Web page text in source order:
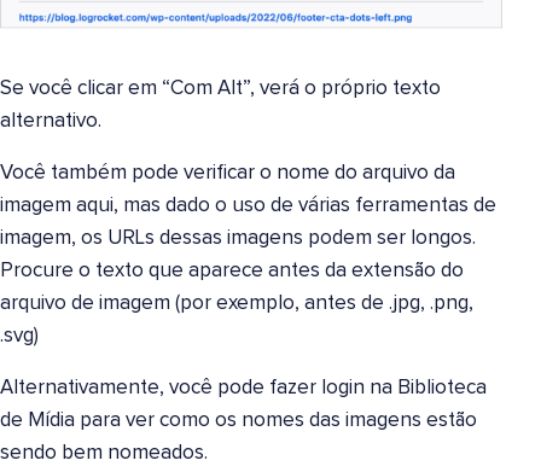
Se você clicar em “Com Alt”, verá o próprio texto
alternativo.
Você também pode verificar o nome do arquivo da
imagem aqui, mas dado o uso de várias ferramentas de
imagem, os URLs dessas imagens podem ser longos.
Procure o texto que aparece antes da extensão do
arquivo de imagem (por exemplo, antes de .jpg, .png,
.svg)
Alternativamente, você pode fazer login na Biblioteca
de Mídia para ver como os nomes das imagens estão
sendo bem nomeados.